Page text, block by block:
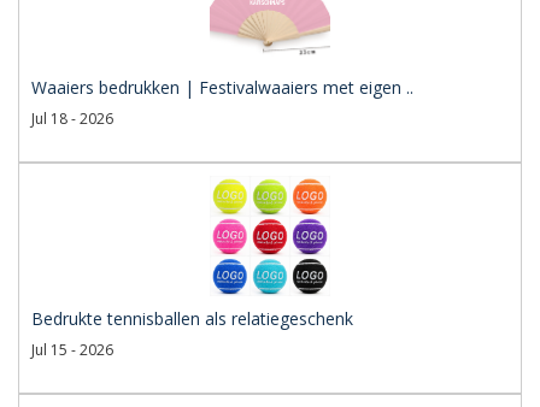
Waaiers bedrukken | Festivalwaaiers met eigen ..
Jul 18 - 2026
Bedrukte tennisballen als relatiegeschenk
Jul 15 - 2026